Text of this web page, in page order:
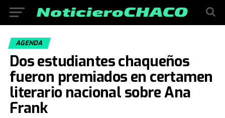
AGENDA
Dos estudiantes chaqueños
fueron premiados en certamen
literario nacional sobre Ana
Frank